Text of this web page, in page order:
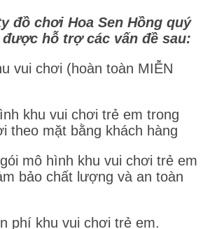
đồ chơi Hoa Sen Hồng quý
hỗ trợ các vấn đề sau:
vui chơi (hoàn toàn MIỄN
khu vui chơi trẻ em trong
theo mặt bằng khách hàng
mô hình khu vui chơi trẻ em
bảo chất lượng và an toàn
phí khu vui chơi trẻ em.